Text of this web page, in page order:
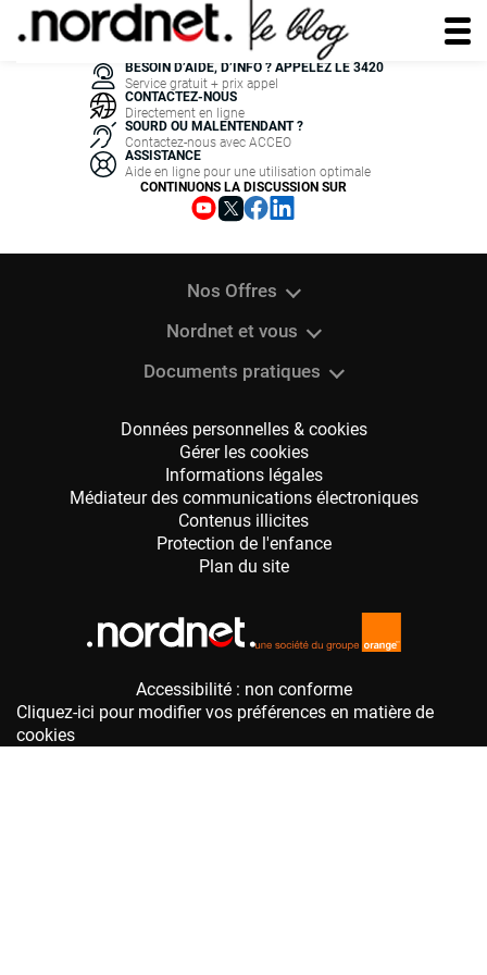
Accessibilité : non conforme
Cliquez-ici pour modifier vos préférences en matière de
cookies